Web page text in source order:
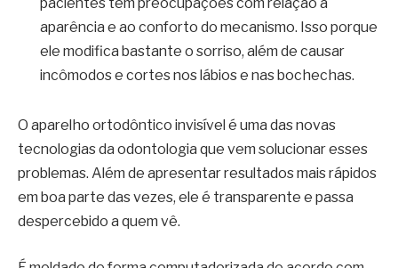
pacientes têm preocupações com relação à
aparência e ao conforto do mecanismo. Isso porque
ele modifica bastante o sorriso, além de causar
incômodos e cortes nos lábios e nas bochechas.
O aparelho ortodôntico invisível é uma das novas
tecnologias da odontologia que vem solucionar esses
problemas. Além de apresentar resultados mais rápidos
em boa parte das vezes, ele é transparente e passa
despercebido a quem vê.